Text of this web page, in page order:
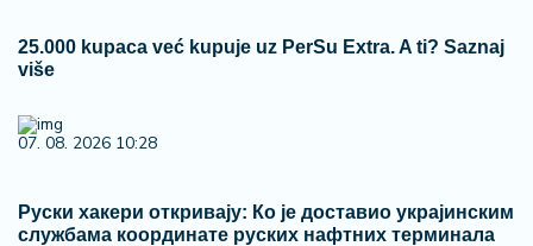
25.000 kupaca već kupuje uz PerSu Extra. A ti? Saznaj
više
07. 08. 2026 10:28
Руски хакери откривају: Ко је доставио украјинским
службама координате руских нафтних терминала